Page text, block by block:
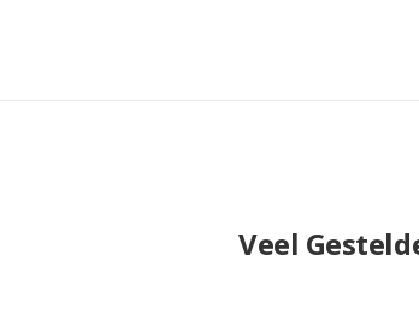
Veel